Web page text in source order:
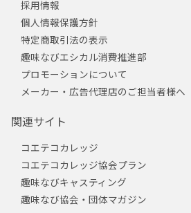
採用情報
個人情報保護方針
特定商取引法の表示
趣味なびエシカル消費推進部
プロモーションについて
メーカー・広告代理店のご担当者様へ
関連サイト
コエテコカレッジ
コエテコカレッジ協会プラン
趣味なびキャスティング
趣味なび協会・団体マガジン